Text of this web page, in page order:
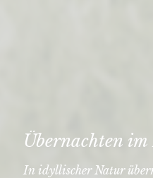
Übernachten im
In idyllischer Natur